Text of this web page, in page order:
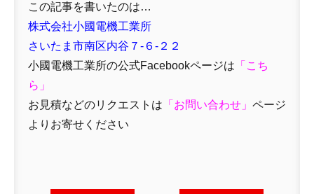
この記事を書いたのは…
株式会社小國電機工業所
さいたま市南区内谷７-６-２２
小國電機工業所の公式Facebookページは 「 こち
ら」
お見積などのリクエストは 「 お問い合わせ 」 ページ
よりお寄せください